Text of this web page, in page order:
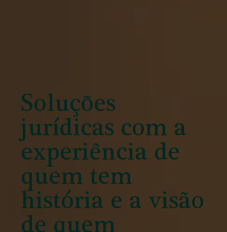
Soluções
jurídicas com a
experiência de
quem tem
história e a visão